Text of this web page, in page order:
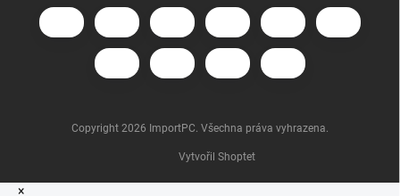
Vytvořil Shoptet
Copyright 2026 ImportPC. Všechna práva vyhrazena.
×